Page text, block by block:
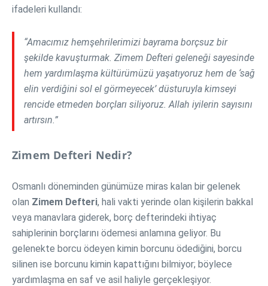
ifadeleri kullandı:
“Amacımız hemşehrilerimizi bayrama borçsuz bir
şekilde kavuşturmak. Zimem Defteri geleneği sayesinde
hem yardımlaşma kültürümüzü yaşatıyoruz hem de ‘sağ
elin verdiğini sol el görmeyecek’ düsturuyla kimseyi
rencide etmeden borçları siliyoruz. Allah iyilerin sayısını
artırsın.”
Zimem Defteri Nedir?
Osmanlı döneminden günümüze miras kalan bir gelenek
olan Zimem Defteri, hali vakti yerinde olan kişilerin bakkal
veya manavlara giderek, borç defterindeki ihtiyaç
sahiplerinin borçlarını ödemesi anlamına geliyor. Bu
gelenekte borcu ödeyen kimin borcunu ödediğini, borcu
silinen ise borcunu kimin kapattığını bilmiyor; böylece
yardımlaşma en saf ve asil haliyle gerçekleşiyor.